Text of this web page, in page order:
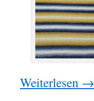
Weiterlesen →